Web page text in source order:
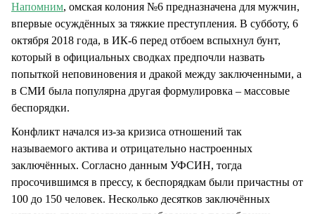
Напомним, омская колония №6 предназначена для мужчин,
впервые осуждённых за тяжкие преступления. В субботу, 6
октября 2018 года, в ИК-6 перед отбоем вспыхнул бунт,
который в официальных сводках предпочли назвать
попыткой неповиновения и дракой между заключенными, а
в СМИ была популярна другая формулировка – массовые
беспорядки.
Конфликт начался из-за кризиса отношений так
называемого актива и отрицательно настроенных
заключённых. Согласно данным УФСИН, тогда
просочившимся в прессу, к беспорядкам были причастны от
100 до 150 человек. Несколько десятков заключённых